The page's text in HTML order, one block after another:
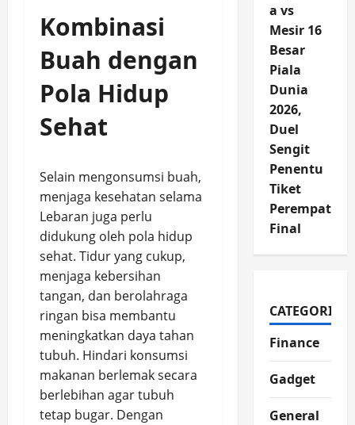
Kombinasi
Buah dengan
Pola Hidup
Sehat
Selain mengonsumsi buah,
menjaga kesehatan selama
Lebaran juga perlu
didukung oleh pola hidup
sehat. Tidur yang cukup,
menjaga kebersihan
tangan, dan berolahraga
ringan bisa membantu
meningkatkan daya tahan
tubuh. Hindari konsumsi
makanan berlemak secara
berlebihan agar tubuh
tetap bugar. Dengan
a vs
Mesir 16
Besar
Piala
Dunia
2026,
Duel
Sengit
Penentu
Tiket
Perempat
Final
CATEGORIES
Finance
Gadget
General